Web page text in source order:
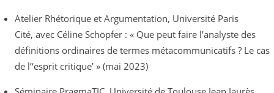
Atelier Rhétorique et Argumentation, Université Paris
Cité, avec Céline Schöpfer : « Que peut faire l’analyste des
définitions ordinaires de termes métacommunicatifs ? Le cas
de l’‘esprit critique’ » (mai 2023)